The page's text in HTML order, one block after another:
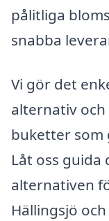
pålitliga
snabba
Vi gör det
alternativ
buketter som
Låt oss guida
alternativen
Hällingsjö